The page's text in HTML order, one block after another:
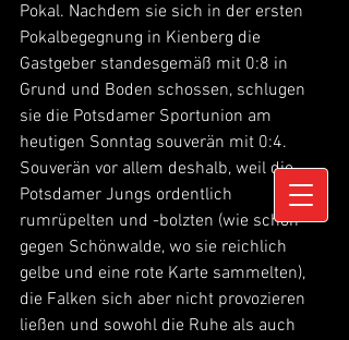
Pokal. Nachdem sie sich in der ersten
Pokalbegegnung in Kienberg die
Gastgeber standesgemäß mit 0:8 in
Grund und Boden schossen, schlugen
sie die Potsdamer Sportunion am
heutigen Sonntag souverän mit 0:4.
Souverän vor allem deshalb, weil die
Potsdamer Jungs ordentlich
rumrüpelten und -bolzten (wie schon
gegen Schönwalde, wo sie reichlich
gelbe und eine rote Karte sammelten),
die Falken sich aber nicht provozieren
ließen und sowohl die Ruhe als auch